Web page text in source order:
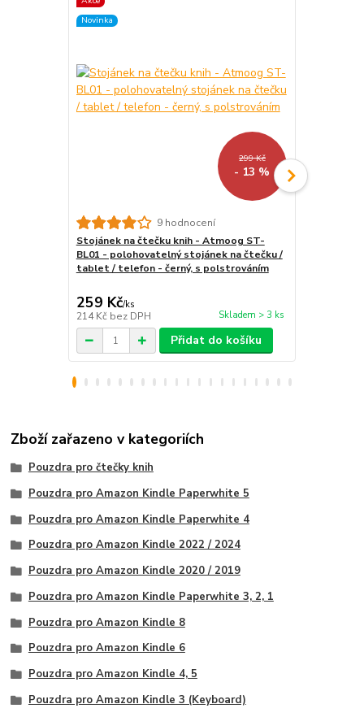
Novinka
299 Kč
- 13 %
9 hodnocení
Stojánek na čtečku knih - Atmoog ST-
BL01 - polohovatelný stojánek na čtečku /
tablet / telefon - černý, s polstrováním
259 Kč/ks
214 Kč bez DPH Skladem > 3 ks
Přidat do košíku
Zboží zařazeno v kategoriích
Pouzdra pro čtečky knih
Pouzdra pro Amazon Kindle Paperwhite 5
Pouzdra pro Amazon Kindle Paperwhite 4
Pouzdra pro Amazon Kindle 2022 / 2024
Pouzdra pro Amazon Kindle 2020 / 2019
Pouzdra pro Amazon Kindle Paperwhite 3, 2, 1
Pouzdra pro Amazon Kindle 8
Pouzdra pro Amazon Kindle 6
Pouzdra pro Amazon Kindle 4, 5
Pouzdra pro Amazon Kindle 3 (Keyboard)